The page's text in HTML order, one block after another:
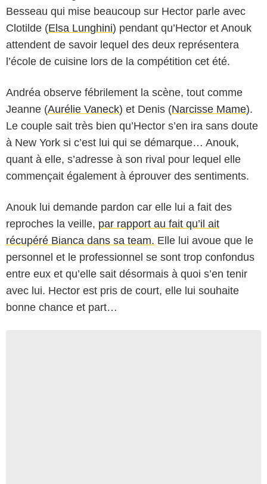
Besseau qui mise beaucoup sur Hector parle avec
Clotilde (Elsa Lunghini) pendant qu’Hector et Anouk
attendent de savoir lequel des deux représentera
l’école de cuisine lors de la compétition cet été.
Andréa observe fébrilement la scène, tout comme
Jeanne (Aurélie Vaneck) et Denis (Narcisse Mame).
Le couple sait très bien qu’Hector s’en ira sans doute
à New York si c’est lui qui se démarque… Anouk,
quant à elle, s’adresse à son rival pour lequel elle
commençait également à éprouver des sentiments.
Anouk lui demande pardon car elle lui a fait des
reproches la veille, par rapport au fait qu’il ait
récupéré Bianca dans sa team. Elle lui avoue que le
personnel et le professionnel se sont trop confondus
entre eux et qu’elle sait désormais à quoi s’en tenir
avec lui. Hector est pris de court, elle lui souhaite
bonne chance et part…